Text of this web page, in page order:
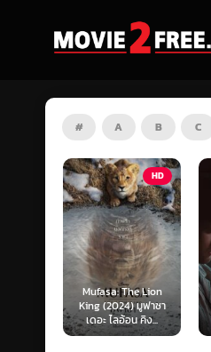
# A B C
ZOOM
Obsession (2026)
สาปรักคลั่งหลอน
(SoundTrack) 1X